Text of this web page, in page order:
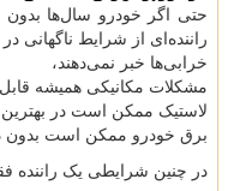
حتی اگر خودرو سال‌ها
راننده‌ای از شرایط ناگهانی
خرابی‌ها خبر نمی‌دهند،
مشکلات مکانیکی همیشه قابل
لاستیک ممکن است در
برق خودرو ممکن است بدون
در چنین شرایطی یک راننده